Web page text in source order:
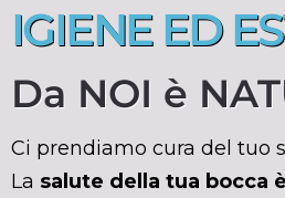
IGIENE ED
Da NOI è
Ci prendiamo cura del tuo
La salute della tua bocca